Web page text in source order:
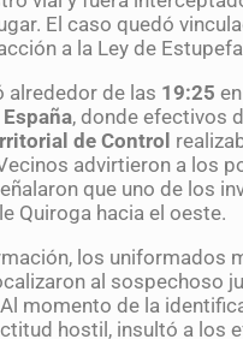
El caso quedó
a la Ley de
alrededor de las 19:25
, donde efectivos
de Control
advirtieron a los
que uno de los
Quiroga hacia el oeste.
los uniformados
al sospechoso
momento de la
hostil, insultó a los